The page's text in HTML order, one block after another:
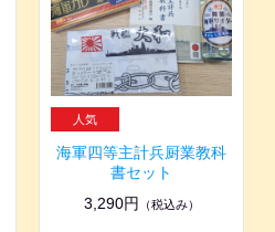
海軍四等主計兵厨業教科
書セット
3,290円
（税込み）